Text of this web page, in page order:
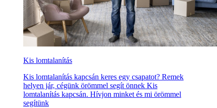
Kis lomtalanítás
Kis lomtalanítás kapcsán keres egy csapatot? Remek
helyen jár, cégünk örömmel segít önnek Kis
lomtalanítás kapcsán. Hívjon minket és mi örömmel
segítünk